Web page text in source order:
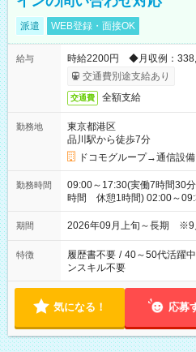
派遣 WEB登録・面接OK
給与
時給2200円 ◆月収例：
交通費別途支給あり
交通費 全額支給
勤務地
東京都港区
品川駅から徒歩7分
ドコモグループ→通信設
勤務時間
09:00～17:30(実働7時間30
時間 休憩1時間) 02:00～
日勤は就業時間1/夜勤は就
期間 2026年09月上旬～長期 ※9
特徴 履歴書不要 / 40～50代活躍中
ンスキル不要
気になる！ 応募